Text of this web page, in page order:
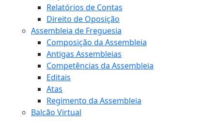
Relatórios de Contas
Direito de Oposição
Assembleia de Freguesia
Composição da Assembleia
Antigas Assembleias
Competências da Assembleia
Editais
Atas
Regimento da Assembleia
Balcão Virtual